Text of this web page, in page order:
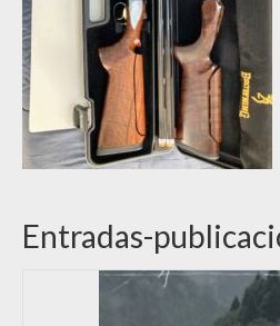
Entradas-